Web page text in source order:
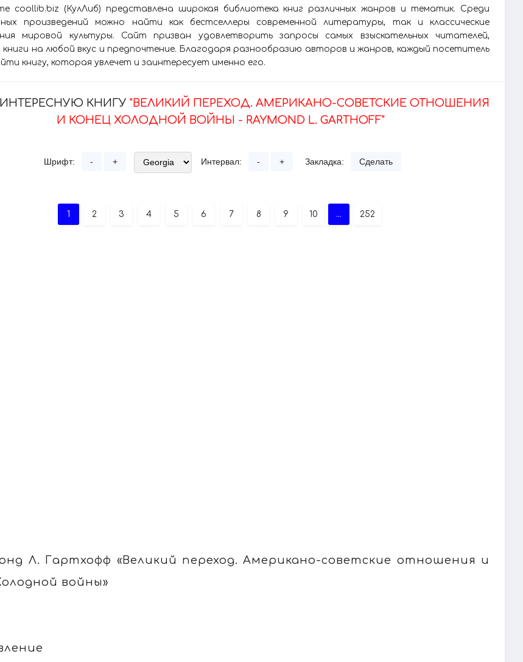
coollib.biz (КулЛиб) представлена широкая библиотека книг различных жанров и тематик. Среди
произведений можно найти как бестселлеры современной литературы, так и классические
мировой культуры. Сайт призван удовлетворить запросы самых взыскательных читателей,
книги на любой вкус и предпочтение. Благодаря разнообразию авторов и жанров, каждый посетитель
книгу, которая увлечет и заинтересует именно его.
ИНТЕРЕСНУЮ КНИГУ "ВЕЛИКИЙ ПЕРЕХОД. АМЕРИКАНО-СОВЕТСКИЕ ОТНОШЕНИЯ
И КОНЕЦ ХОЛОДНОЙ ВОЙНЫ - RAYMOND L. GARTHOFF"
Шрифт: - + Интервал: - + Закладка: Сделать
1 2 3 4 5 6 7 8 9 10 ... 252
Л. Гартхофф «Великий переход. Американо-советские отношения и
войны»